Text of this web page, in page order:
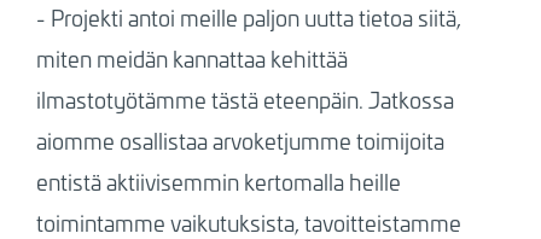
- Projekti antoi meille paljon uutta tietoa siitä,
miten meidän kannattaa kehittää
ilmastotyötämme tästä eteenpäin. Jatkossa
aiomme osallistaa arvoketjumme toimijoita
entistä aktiivisemmin kertomalla heille
toimintamme vaikutuksista, tavoitteistamme